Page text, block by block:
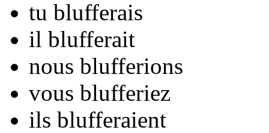
tu blufferais
il blufferait
nous blufferions
vous blufferiez
ils blufferaient